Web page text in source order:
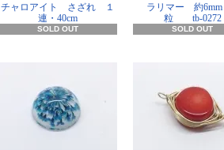
チャロアイト さざれ １
連・40cm
SOLD OUT
ラリマー 約
粒 tb-0272
SOLD OUT